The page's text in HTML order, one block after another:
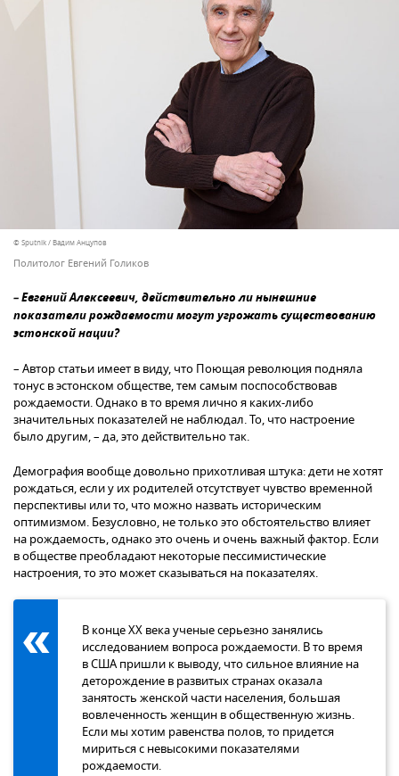
© Sputnik / Вадим Анцупов
Политолог Евгений Голиков
– Евгений Алексеевич, действительно ли нынешние
показатели рождаемости могут угрожать существованию
эстонской нации?
– Автор статьи имеет в виду, что Поющая революция подняла
тонус в эстонском обществе, тем самым поспособствовав
рождаемости. Однако в то время лично я каких-либо
значительных показателей не наблюдал. То, что настроение
было другим, – да, это действительно так.
Демография вообще довольно прихотливая штука: дети не хотят
рождаться, если у их родителей отсутствует чувство временной
перспективы или то, что можно назвать историческим
оптимизмом. Безусловно, не только это обстоятельство влияет
на рождаемость, однако это очень и очень важный фактор. Если
в обществе преобладают некоторые пессимистические
настроения, то это может сказываться на показателях.
В конце ХХ века ученые серьезно занялись
исследованием вопроса рождаемости. В то время
в США пришли к выводу, что сильное влияние на
деторождение в развитых странах оказала
занятость женской части населения, большая
вовлеченность женщин в общественную жизнь.
Если мы хотим равенства полов, то придется
мириться с невысокими показателями
рождаемости.